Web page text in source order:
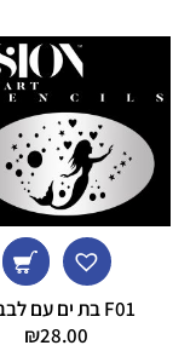
F01 בת ים עם לבבות
₪28.00